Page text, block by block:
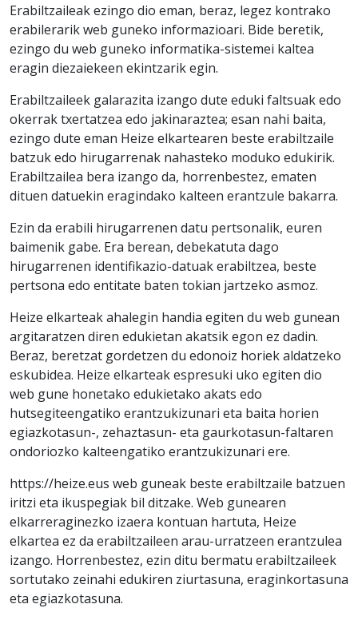
Erabiltzaileak ezingo dio eman, beraz, legez kontrako
erabilerarik web guneko informazioari. Bide beretik,
ezingo du web guneko informatika-sistemei kaltea
eragin diezaiekeen ekintzarik egin.
Erabiltzaileek galarazita izango dute eduki faltsuak edo
okerrak txertatzea edo jakinaraztea; esan nahi baita,
ezingo dute eman Heize elkartearen beste erabiltzaile
batzuk edo hirugarrenak nahasteko moduko edukirik.
Erabiltzailea bera izango da, horrenbestez, ematen
dituen datuekin eragindako kalteen erantzule bakarra.
Ezin da erabili hirugarrenen datu pertsonalik, euren
baimenik gabe. Era berean, debekatuta dago
hirugarrenen identifikazio-datuak erabiltzea, beste
pertsona edo entitate baten tokian jartzeko asmoz.
Heize elkarteak ahalegin handia egiten du web gunean
argitaratzen diren edukietan akatsik egon ez dadin.
Beraz, beretzat gordetzen du edonoiz horiek aldatzeko
eskubidea. Heize elkarteak espresuki uko egiten dio
web gune honetako edukietako akats edo
hutsegiteengatiko erantzukizunari eta baita horien
egiazkotasun-, zehaztasun- eta gaurkotasun-faltaren
ondoriozko kalteengatiko erantzukizunari ere.
https://heize.eus web guneak beste erabiltzaile batzuen
iritzi eta ikuspegiak bil ditzake. Web gunearen
elkarreraginezko izaera kontuan hartuta, Heize
elkartea ez da erabiltzaileen arau-urratzeen erantzulea
izango. Horrenbestez, ezin ditu bermatu erabiltzaileek
sortutako zeinahi edukiren ziurtasuna, eraginkortasuna
eta egiazkotasuna.